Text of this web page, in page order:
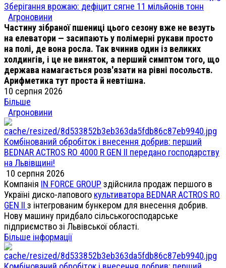
Зберігання врожаю: дефіцит сягне 11 мільйонів тонн
Агроновини
Частину зібраної пшениці цього сезону вже не везуть
на елеватори — засипають у полімерні рукави просто
на полі, де вона росла. Так вчинив один із великих
холдингів, і це не виняток, а перший симптом того, що
держава намагається розв'язати на рівні посольств.
Арифметика тут проста й невтішна.
10 серпня 2026
Більше
Агроновини
Комбінований обробіток і внесення добрив: перший
BEDNAR ACTROS RO 4000 R GEN II передано господарству
на Львівщині!
10 серпня 2026
Компанія IN FORCE GROUP здійснила продаж першого в
Україні диско-лапового культиватора BEDNAR ACTROS RO
GEN II з інтегрованим бункером для внесення добрив.
Нову машину придбало сільськогосподарське
підприємство зі Львівської області.
Більше інформації